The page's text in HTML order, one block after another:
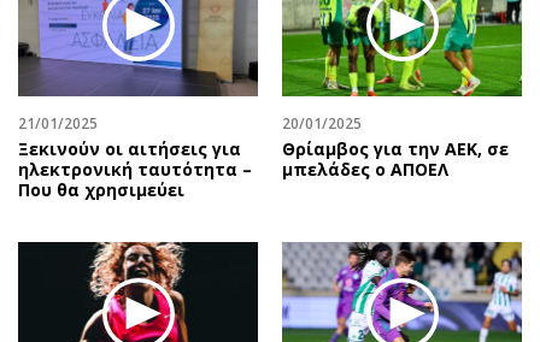
21/01/2025
Ξεκινούν οι αιτήσεις για
ηλεκτρονική ταυτότητα –
Που θα χρησιμεύει
20/01/2025
Θρίαμβος για την ΑΕΚ, σε
μπελάδες ο ΑΠΟΕΛ